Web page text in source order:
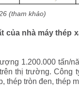
(tham khảo)
của nhà máy thép
1.200.000 tấn/
thị trường. Công
thép tròn đen, thép